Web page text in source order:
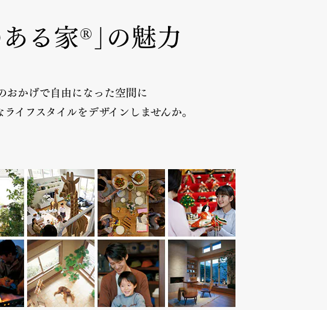
る家® ｣の魅力
おかげで自由になった空間に
イフスタイルをデザインしませんか。